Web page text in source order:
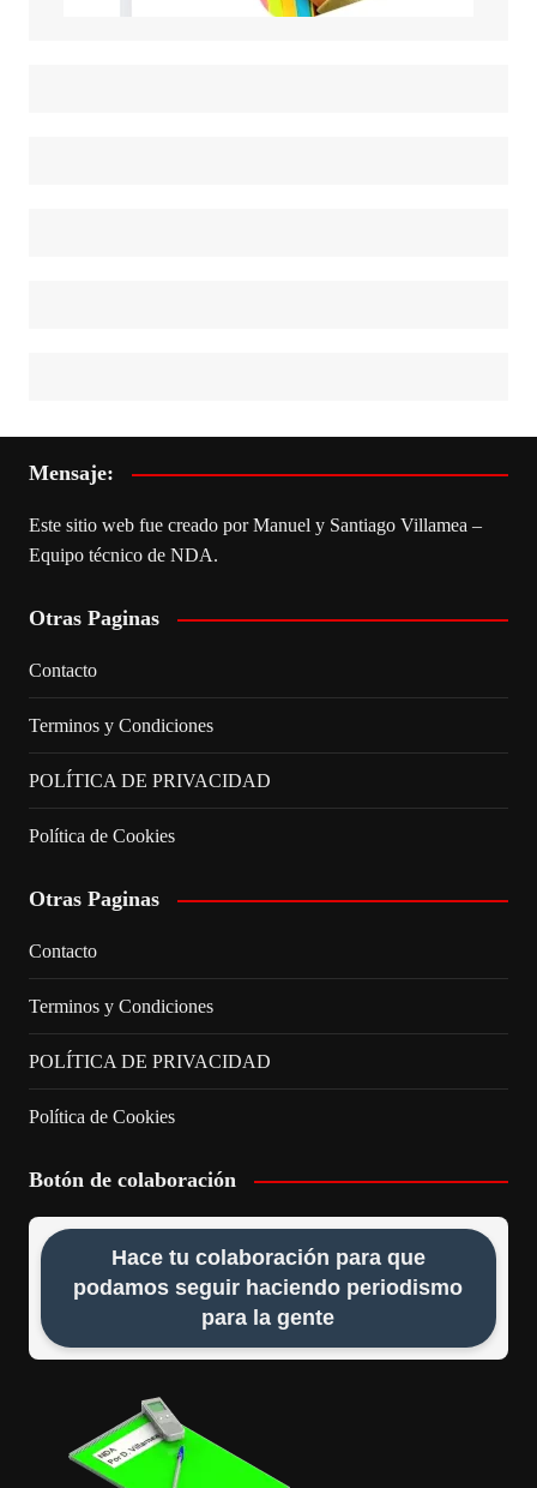
Mensaje:
Este sitio web fue creado por Manuel y Santiago Villamea –
Equipo técnico de NDA.
Otras Paginas
Contacto
Terminos y Condiciones
POLÍTICA DE PRIVACIDAD
Política de Cookies
Otras Paginas
Contacto
Terminos y Condiciones
POLÍTICA DE PRIVACIDAD
Política de Cookies
Botón de colaboración
Hace tu colaboración para que
podamos seguir haciendo periodismo
para la gente